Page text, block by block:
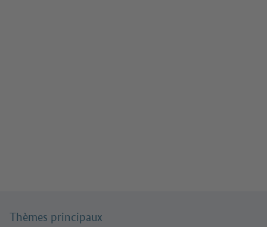
Thèmes principaux